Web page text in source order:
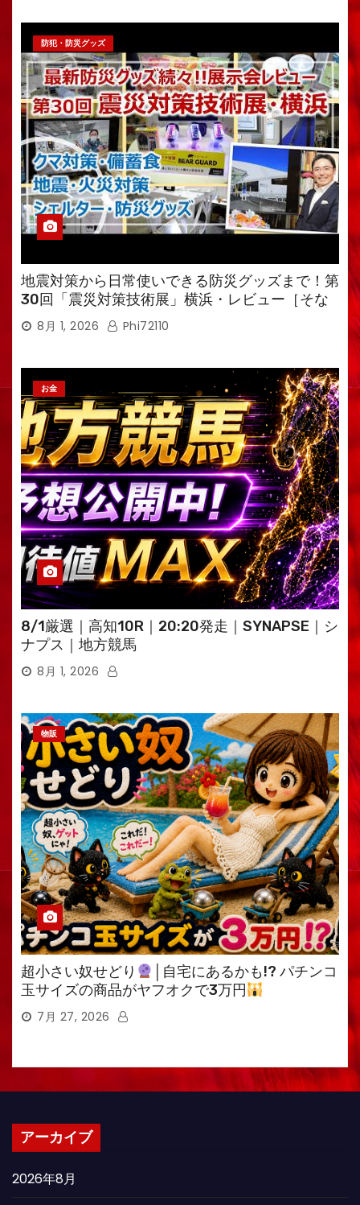
防犯・防災グッズ
地震対策から日常使いできる防災グッズまで！第
30回「震災対策技術展」横浜・レビュー［そな
えるTV・高荷智也］
8月 1, 2026 Phi72110
お金
8/1厳選｜高知10R｜20:20発走｜SYNAPSE｜シ
ナプス｜地方競馬
8月 1, 2026
物販
超小さい奴せどり
│自宅にあるかも!? パチンコ
玉サイズの商品がヤフオクで3万円
7月 27, 2026
アーカイブ
2026年8月